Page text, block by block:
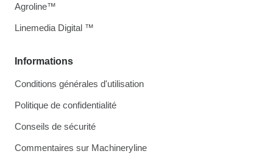
Informations
Conditions générales d'utilisation
Politique de confidentialité
Conseils de sécurité
Commentaires sur Machineryline
Agroline™
Linemedia Digital ™